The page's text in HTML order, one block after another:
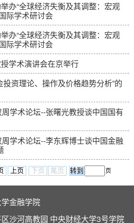
办“全球经济失衡及其调整：宏观
际学术研讨会
办“全球经济失衡及其调整：宏观
际学术研讨会
学术演讲会在京举行
投资理论、操作及价格趋势分析”的
学术论坛--张曙光教授谈中国国有
学术论坛--李东辉博士谈中国金融
上页 下页 尾页 页
金融学院
沙河高教园 中央财经大学3号学院